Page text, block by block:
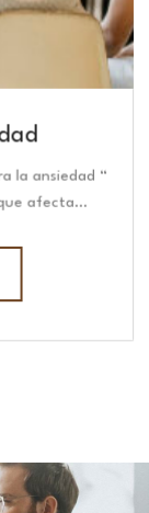
la ansiedad “
afecta…